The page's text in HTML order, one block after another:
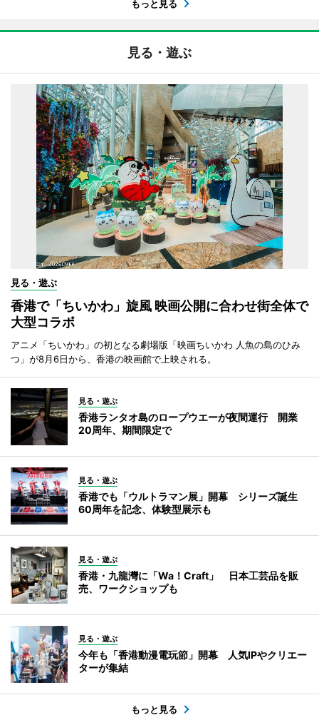
もっと見る
見る・遊ぶ
見る・遊ぶ
香港で「ちいかわ」旋風 映画公開に合わせ街全体で
大型コラボ
アニメ「ちいかわ」の初となる劇場版「映画ちいかわ 人魚の島のひみ
つ」が8月6日から、香港の映画館で上映される。
見る・遊ぶ
香港ランタオ島のロープウエーが夜間運行 開業
20周年、期間限定で
見る・遊ぶ
香港でも「ウルトラマン展」開幕 シリーズ誕生
60周年を記念、体験型展示も
見る・遊ぶ
香港・九龍灣に「Wa！Craft」 日本工芸品を販
売、ワークショップも
見る・遊ぶ
今年も「香港動漫電玩節」開幕 人気IPやクリエー
ターが集結
もっと見る